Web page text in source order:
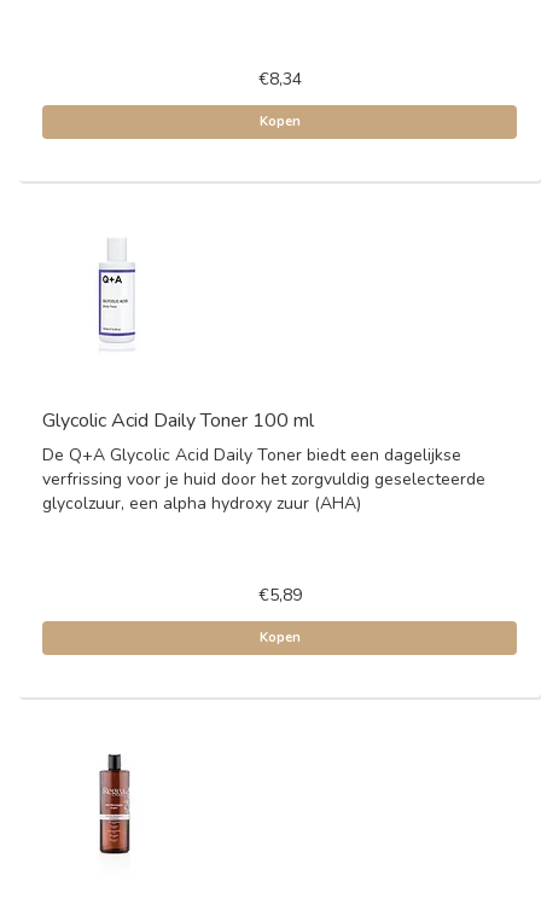
€8,34
Kopen
Glycolic Acid Daily Toner 100 ml
De Q+A Glycolic Acid Daily Toner biedt een dagelijkse
verfrissing voor je huid door het zorgvuldig geselecteerde
glycolzuur, een alpha hydroxy zuur (AHA)
€5,89
Kopen